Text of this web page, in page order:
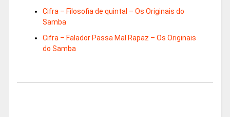
Cifra – Filosofia de quintal – Os Originais do
Samba
Cifra – Falador Passa Mal Rapaz – Os Originais
do Samba